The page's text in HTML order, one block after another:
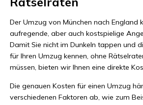
Der Umzug von München nach England
aufregende, aber auch kostspielige
Damit Sie nicht im Dunkeln tappen und
für Ihren Umzug kennen, ohne
müssen, bieten wir Ihnen eine direkte
Die genauen Kosten für einen Umzug
verschiedenen Faktoren ab, wie zum